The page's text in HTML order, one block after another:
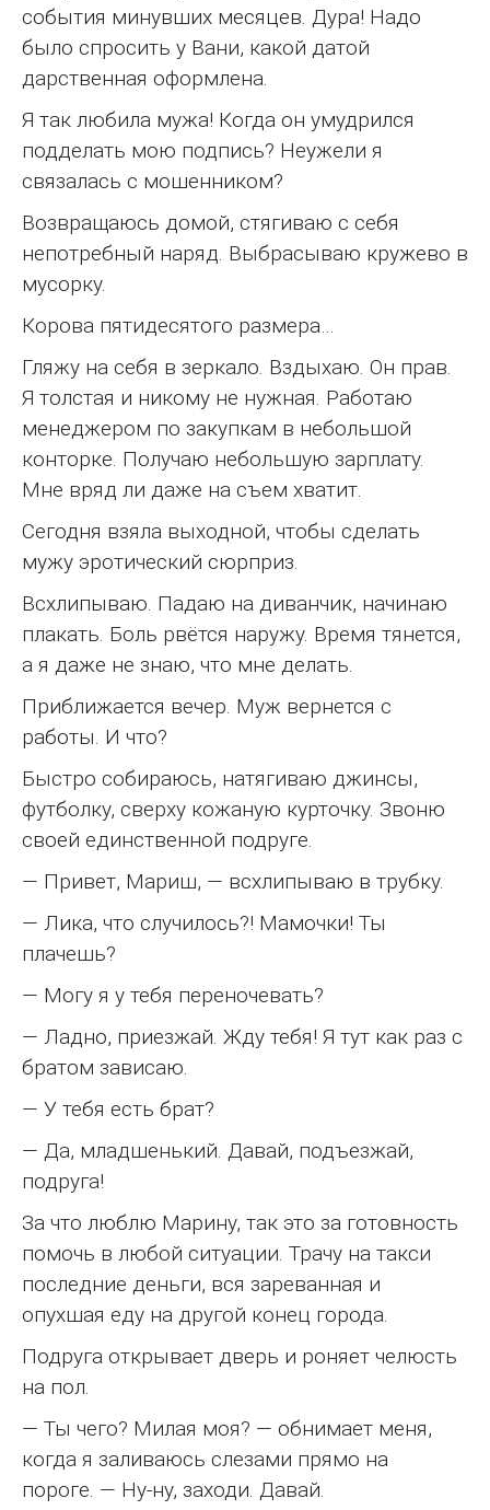
события минувших месяцев. Дура! Надо
было спросить у Вани, какой датой
дарственная оформлена.
Я так любила мужа! Когда он умудрился
подделать мою подпись? Неужели я
связалась с мошенником?
Возвращаюсь домой, стягиваю с себя
непотребный наряд. Выбрасываю кружево в
мусорку.
Корова пятидесятого размера…
Гляжу на себя в зеркало. Вздыхаю. Он прав.
Я толстая и никому не нужная. Работаю
менеджером по закупкам в небольшой
конторке. Получаю небольшую зарплату.
Мне вряд ли даже на съем хватит.
Сегодня взяла выходной, чтобы сделать
мужу эротический сюрприз.
Всхлипываю. Падаю на диванчик, начинаю
плакать. Боль рвётся наружу. Время тянется,
а я даже не знаю, что мне делать.
Приближается вечер. Муж вернется с
работы. И что?
Быстро собираюсь, натягиваю джинсы,
футболку, сверху кожаную курточку. Звоню
своей единственной подруге.
— Привет, Мариш, — всхлипываю в трубку.
— Лика, что случилось?! Мамочки! Ты
плачешь?
— Могу я у тебя переночевать?
— Ладно, приезжай. Жду тебя! Я тут как раз с
братом зависаю.
— У тебя есть брат?
— Да, младшенький. Давай, подъезжай,
подруга!
За что люблю Марину, так это за готовность
помочь в любой ситуации. Трачу на такси
последние деньги, вся зареванная и
опухшая еду на другой конец города.
Подруга открывает дверь и роняет челюсть
на пол.
— Ты чего? Милая моя? — обнимает меня,
когда я заливаюсь слезами прямо на
пороге. — Ну-ну, заходи. Давай.